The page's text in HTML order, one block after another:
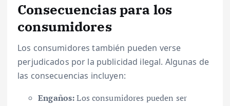
Consecuencias para los
consumidores
Los consumidores también pueden verse
perjudicados por la publicidad ilegal. Algunas de
las consecuencias incluyen:
Engaños:Los consumidores pueden ser